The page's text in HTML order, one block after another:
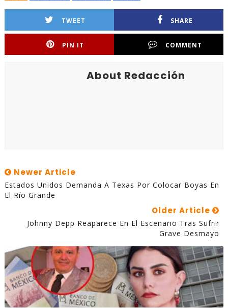
TWEET SHARE
PIN IT COMMENT
About Redacción
Newer Article
Estados Unidos Demanda A Texas Por Colocar Boyas En
El Río Grande
Older Article
Johnny Depp Reaparece En El Escenario Tras Sufrir
Grave Desmayo